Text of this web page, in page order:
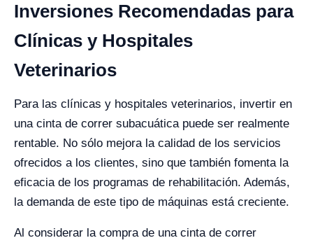
Inversiones Recomendadas para
Clínicas y Hospitales
Veterinarios
Para las clínicas y hospitales veterinarios, invertir en
una cinta de correr subacuática puede ser realmente
rentable. No sólo mejora la calidad de los servicios
ofrecidos a los clientes, sino que también fomenta la
eficacia de los programas de rehabilitación. Además,
la demanda de este tipo de máquinas está creciente.
Al considerar la compra de una cinta de correr